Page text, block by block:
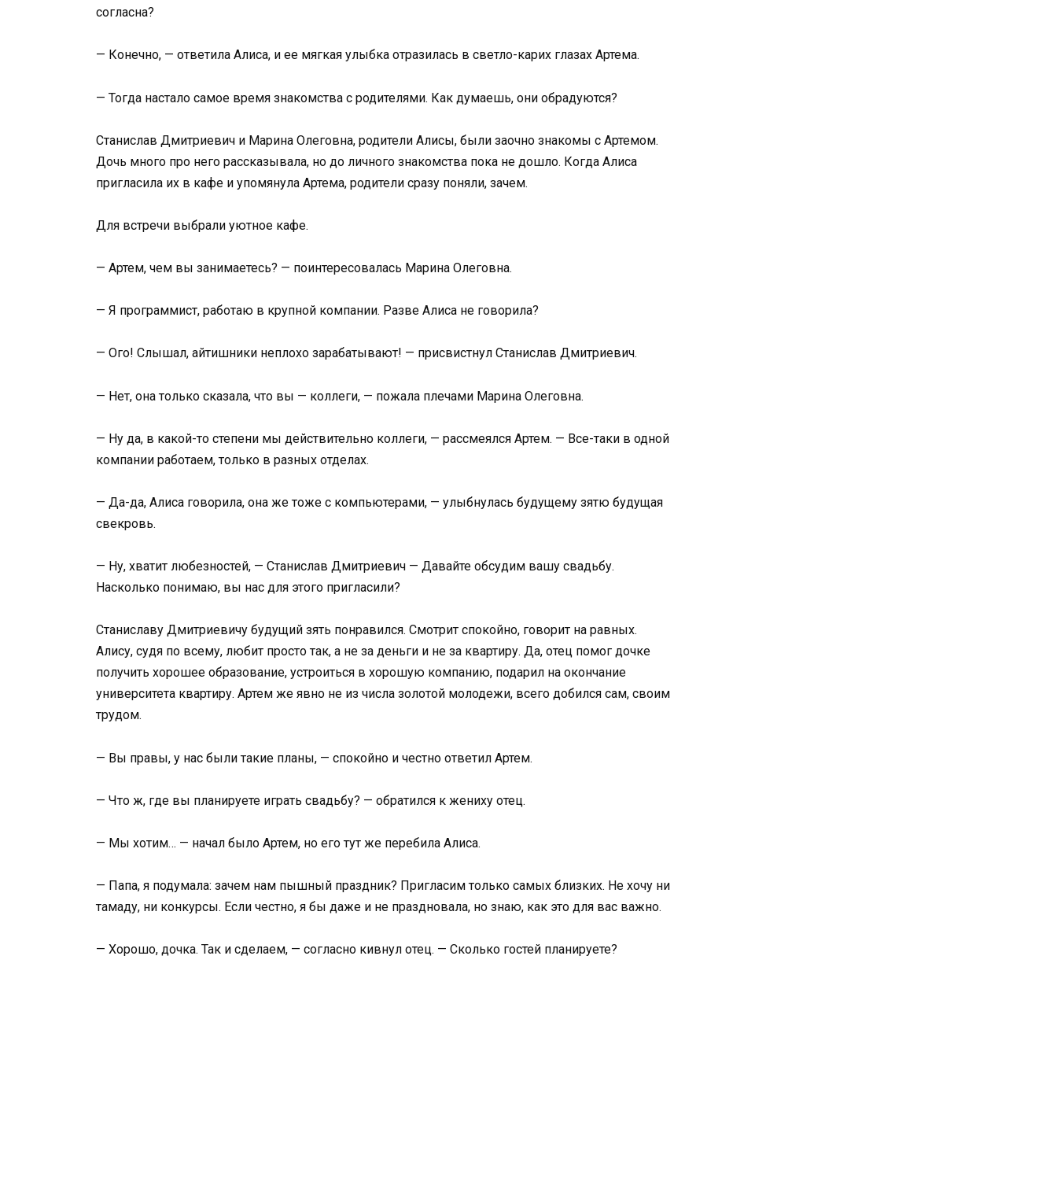
согласна?
— Конечно, — ответила Алиса, и ее мягкая улыбка отразилась в светло-карих глазах Артема.
— Тогда настало самое время знакомства с родителями. Как думаешь, они обрадуются?
Станислав Дмитриевич и Марина Олеговна, родители Алисы, были заочно знакомы с Артемом.
Дочь много про него рассказывала, но до личного знакомства пока не дошло. Когда Алиса
пригласила их в кафе и упомянула Артема, родители сразу поняли, зачем.
Для встречи выбрали уютное кафе.
— Артем, чем вы занимаетесь? — поинтересовалась Марина Олеговна.
— Я программист, работаю в крупной компании. Разве Алиса не говорила?
— Ого! Слышал, айтишники неплохо зарабатывают! — присвистнул Станислав Дмитриевич.
— Нет, она только сказала, что вы — коллеги, — пожала плечами Марина Олеговна.
— Ну да, в какой-то степени мы действительно коллеги, — рассмеялся Артем. — Все-таки в одной
компании работаем, только в разных отделах.
— Да-да, Алиса говорила, она же тоже с компьютерами, — улыбнулась будущему зятю будущая
свекровь.
— Ну, хватит любезностей, — Станислав Дмитриевич — Давайте обсудим вашу свадьбу.
Насколько понимаю, вы нас для этого пригласили?
Станиславу Дмитриевичу будущий зять понравился. Смотрит спокойно, говорит на равных.
Алису, судя по всему, любит просто так, а не за деньги и не за квартиру. Да, отец помог дочке
получить хорошее образование, устроиться в хорошую компанию, подарил на окончание
университета квартиру. Артем же явно не из числа золотой молодежи, всего добился сам, своим
трудом.
— Вы правы, у нас были такие планы, — спокойно и честно ответил Артем.
— Что ж, где вы планируете играть свадьбу? — обратился к жениху отец.
— Мы хотим… — начал было Артем, но его тут же перебила Алиса.
— Папа, я подумала: зачем нам пышный праздник? Пригласим только самых близких. Не хочу ни
тамаду, ни конкурсы. Если честно, я бы даже и не праздновала, но знаю, как это для вас важно.
— Хорошо, дочка. Так и сделаем, — согласно кивнул отец. — Сколько гостей планируете?